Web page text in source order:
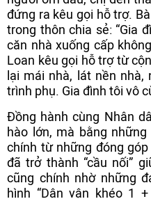
đứng ra kêu gọi hỗ trợ.
trong thôn chia sẻ: “Gia
căn nhà xuống cấp
Loan kêu gọi hỗ trợ từ
lại mái nhà, lát nền nhà,
trình phụ. Gia đình tôi vô
Đồng hành cùng Nhân
hào lớn, mà bằng
chính từ những đóng
đã trở thành “cầu nối”
cũng chính nhờ những
hình “Dân vận khéo 1